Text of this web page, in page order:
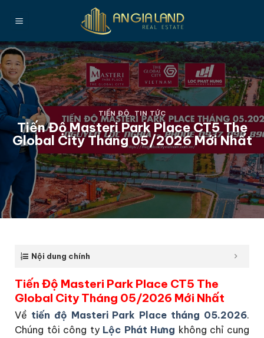
qua
dung
TIẾN ĐỘ TIN TỨC
Tiến Độ Masteri Park Place CT5 The
Global City Tháng 05/2026 Mới Nhất
Nội dung chính
Tiến Độ Masteri Park Place CT5 The
Global City Tháng 05/2026 Mới Nhất
Về tiến độ Masteri Park Place tháng 05.2026.
Chúng tôi công ty Lộc Phát Hưng không chỉ cung